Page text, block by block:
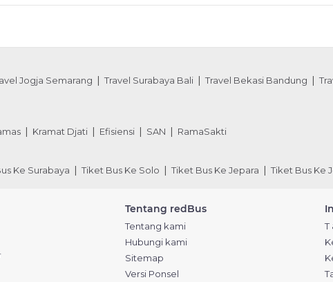
Jogja Semarang Travel Surabaya Bali Travel Bekasi Bandung
Kramat Djati Efisiensi SAN RamaSakti
Ke Surabaya Tiket Bus Ke Solo Tiket Bus Ke Jepara Tiket Bus Ke
Tentang redBus
Tentang kami
Hubungi kami
Sitemap
Versi Ponsel
T